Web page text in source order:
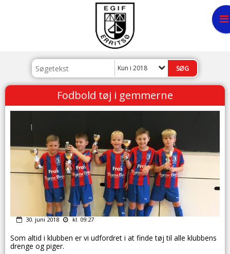
Kun i 2018
Fodbold tøj i gemmerne
30. juni 2018 kl. 09:27
Som altid i klubben er vi udfordret i at finde tøj til alle klubbens
drenge og piger.